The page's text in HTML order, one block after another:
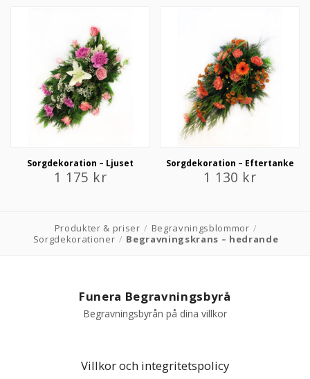
Sorgdekoration – Ljuset
1 175 kr
Sorgdekoration – Eftertanke
1 130 kr
Produkter & priser / Begravningsblommor /
Sorgdekorationer / Begravningskrans – hedrande
Funera Begravningsbyrå
Begravningsbyrån på dina villkor
Villkor och integritetspolicy